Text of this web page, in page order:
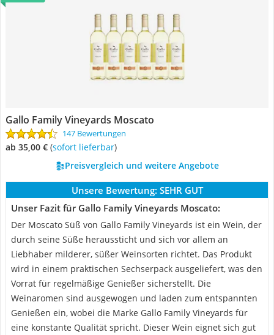
Gallo Family Vineyards Moscato
147 Bewertungen
ab 35,00 € ( Sofort lieferbar)
Preisvergleich und weitere Angebote
Unsere Bewertung: SEHR GUT
Unser Fazit für Gallo Family Vineyards Moscato:
Der Moscato Süß von Gallo Family Vineyards ist ein Wein, der
durch seine Süße heraussticht und sich vor allem an
Liebhaber milderer, süßer Weinsorten richtet. Das Produkt
wird in einem praktischen Sechserpack ausgeliefert, was den
Vorrat für regelmäßige Genießer sicherstellt. Die
Weinaromen sind ausgewogen und laden zum entspannten
Genießen ein, wobei die Marke Gallo Family Vineyards für
eine konstante Qualität spricht. Dieser Wein eignet sich gut